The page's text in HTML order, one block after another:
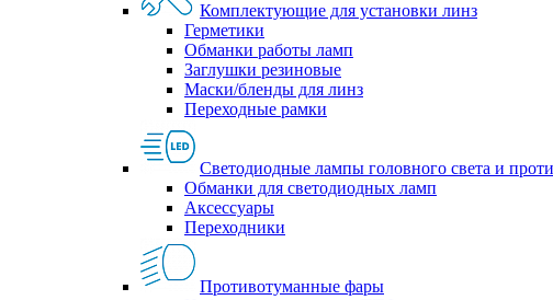
Комплектующие для установки линз
Герметики
Обманки работы ламп
Заглушки резиновые
Маски/бленды для линз
Переходные рамки
Светодиодные лампы головного света и
Обманки для светодиодных ламп
Аксессуары
Переходники
Противотуманные фары